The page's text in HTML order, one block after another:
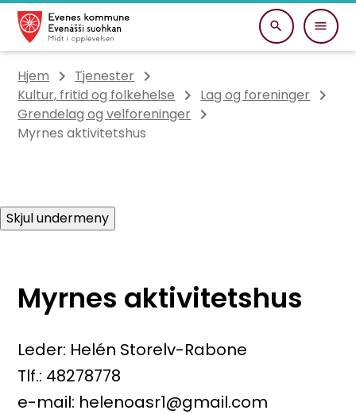
Evenes kommune
Du er her:
Hjem
Tjenester
Kultur, fritid og folkehelse
Lag og foreninger
Grendelag og velforeninger
Myrnes aktivitetshus
Skjul undermeny
Myrnes aktivitetshus
Leder: Helén Storelv-Rabone
Tlf.: 48278778
e-mail: helenoasr1@gmail.com